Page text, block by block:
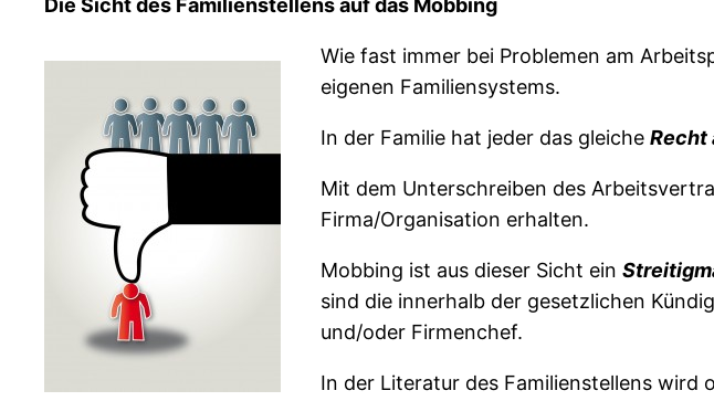
Die Sicht des Familienstellens auf das Mobbing
Wie fast immer bei Problemen am
eigenen Familiensystems.
In der Familie hat jeder das gleiche Recht
Mit dem Unterschreiben des
Firma/Organisation erhalten.
Mobbing ist aus dieser Sicht ein
sind die innerhalb der gesetzlichen
und/oder Firmenchef.
In der Literatur des Familienstellens wird